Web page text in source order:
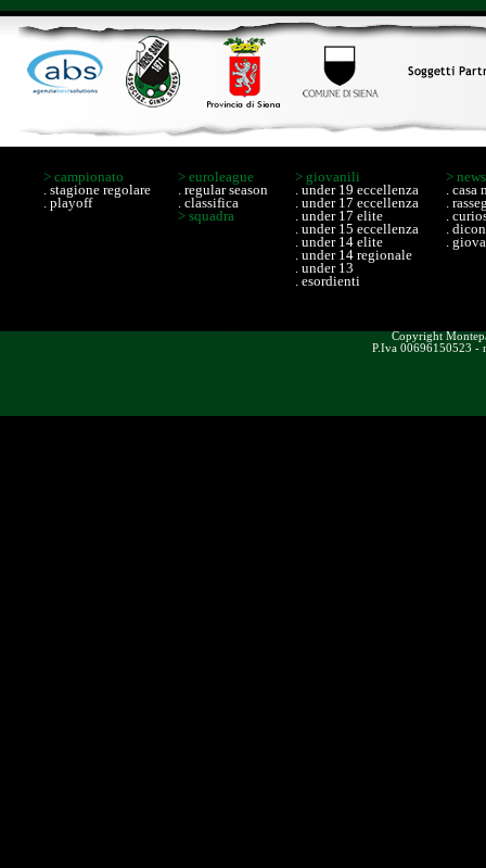
> campionato
. stagione regolare
. playoff
> euroleague
. regular season
. classifica
> squadra
> giovanili
. under 19 eccellenza
. under 17 eccellenza
. under 17 elite
. under 15 eccellenza
. under 14 elite
. under 14 regionale
. under 13
. esordienti
> news
. casa
.
.
.
.
Copyright
P.Iva 00696150523 -